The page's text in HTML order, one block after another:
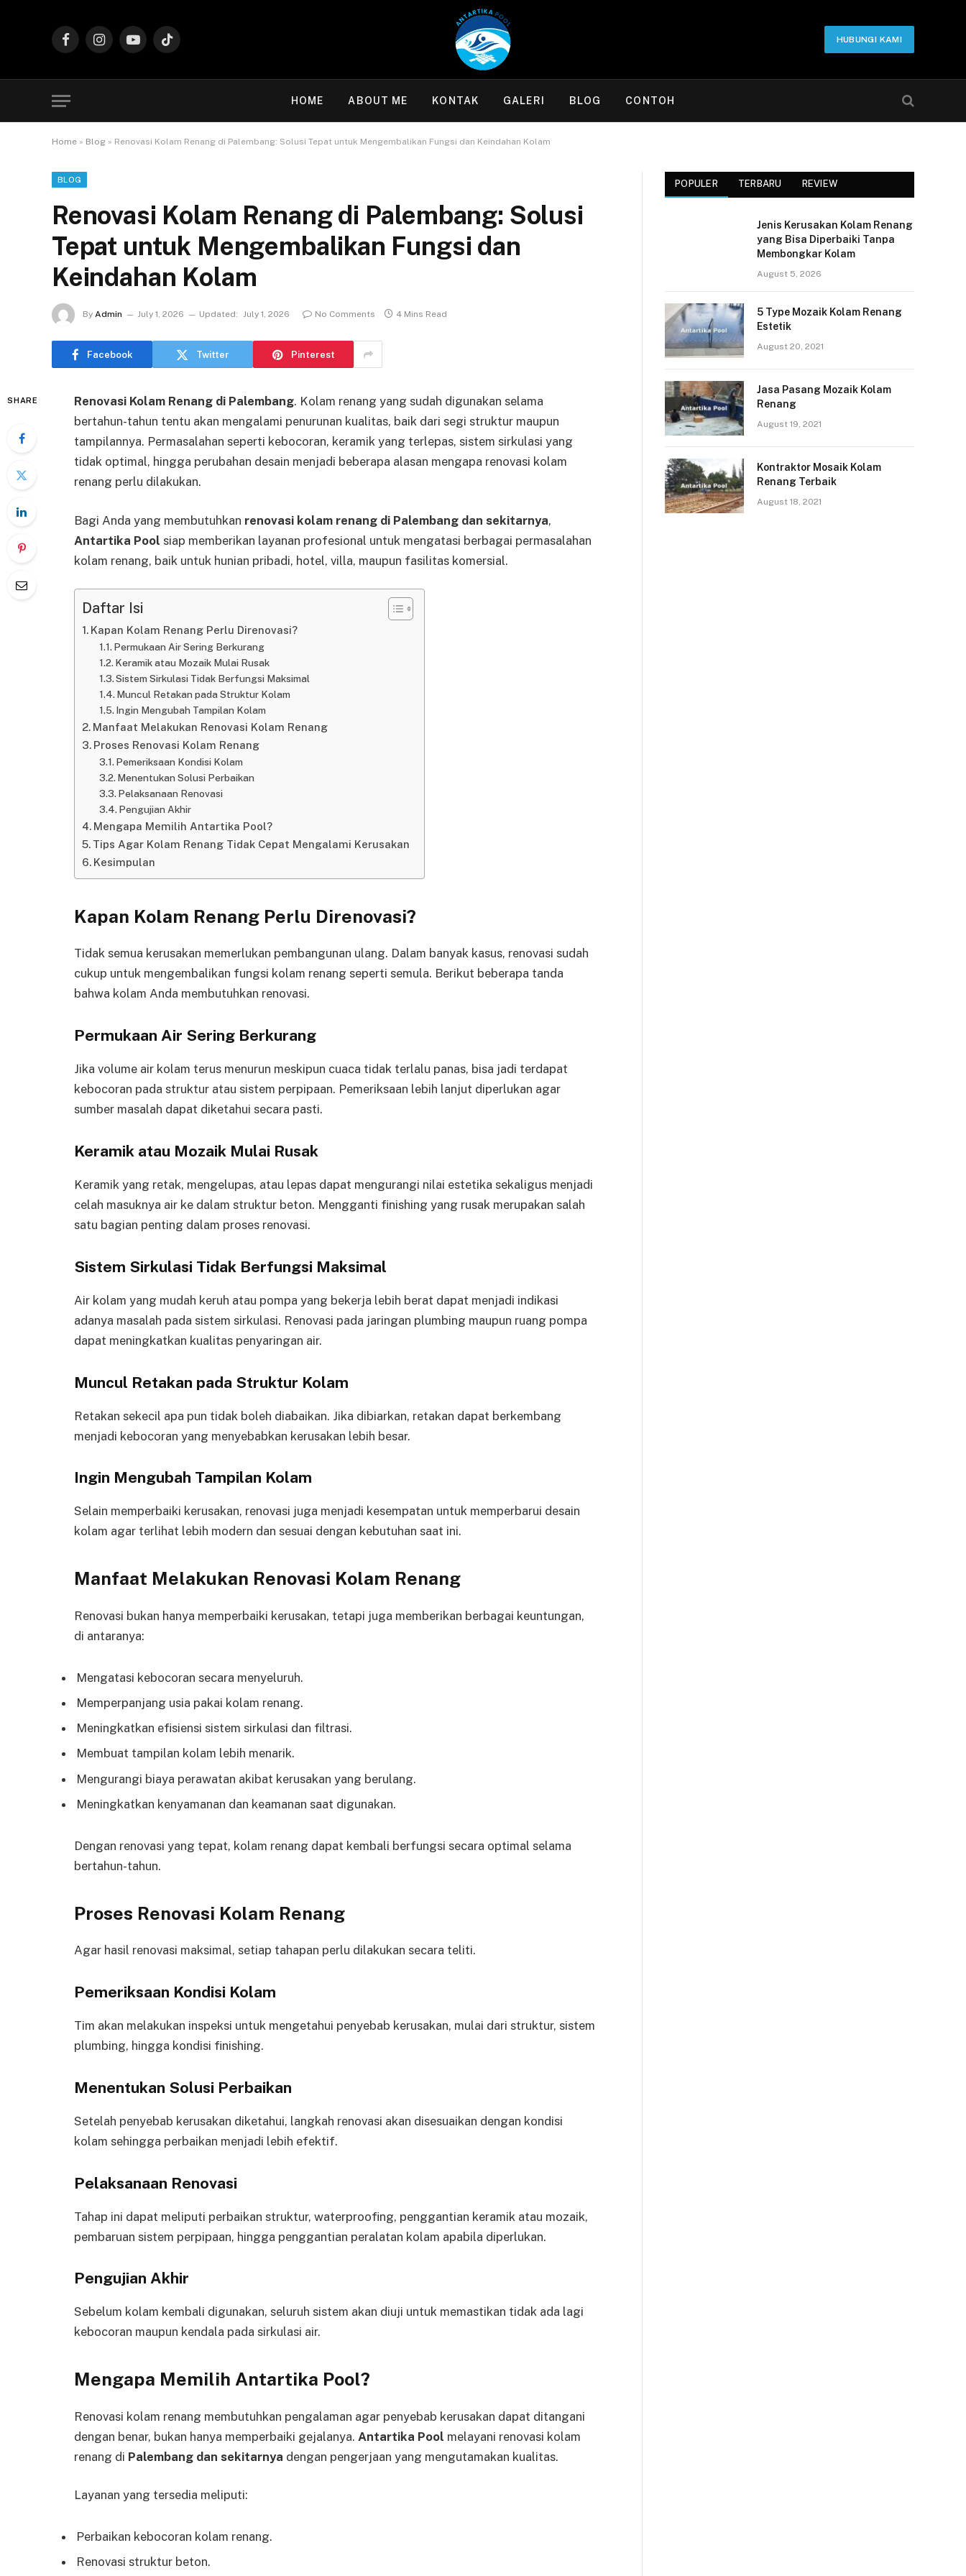
FacebookInstagramYouTubeTikTok
HUBUNGI KAMI
HOME ABOUT ME KONTAK GALERI BLOG CONTOH
Home » Blog » Renovasi Kolam Renang di Palembang: Solusi Tepat untuk Mengembalikan Fungsi dan Keindahan Kolam
BLOG
Renovasi Kolam Renang di Palembang: Solusi
Tepat untuk Mengembalikan Fungsi dan
Keindahan Kolam
By Admin July 1, 2026 Updated: July 1, 2026 No Comments 4 Mins Read
Facebook Twitter Pinterest
SHARE Renovasi Kolam Renang di Palembang. Kolam renang yang sudah digunakan selama
bertahun-tahun tentu akan mengalami penurunan kualitas, baik dari segi struktur maupun
tampilannya. Permasalahan seperti kebocoran, keramik yang terlepas, sistem sirkulasi yang
tidak optimal, hingga perubahan desain menjadi beberapa alasan mengapa renovasi kolam
renang perlu dilakukan.
Bagi Anda yang membutuhkan renovasi kolam renang di Palembang dan sekitarnya,
Antartika Pool siap memberikan layanan profesional untuk mengatasi berbagai permasalahan
kolam renang, baik untuk hunian pribadi, hotel, villa, maupun fasilitas komersial.
Daftar Isi
Kapan Kolam Renang Perlu Direnovasi?
Permukaan Air Sering Berkurang
Keramik atau Mozaik Mulai Rusak
Sistem Sirkulasi Tidak Berfungsi Maksimal
Muncul Retakan pada Struktur Kolam
Ingin Mengubah Tampilan Kolam
Manfaat Melakukan Renovasi Kolam Renang
Proses Renovasi Kolam Renang
Pemeriksaan Kondisi Kolam
Menentukan Solusi Perbaikan
Pelaksanaan Renovasi
Pengujian Akhir
Mengapa Memilih Antartika Pool?
Tips Agar Kolam Renang Tidak Cepat Mengalami Kerusakan
Kesimpulan
Kapan Kolam Renang Perlu Direnovasi?
Tidak semua kerusakan memerlukan pembangunan ulang. Dalam banyak kasus, renovasi sudah
cukup untuk mengembalikan fungsi kolam renang seperti semula. Berikut beberapa tanda
bahwa kolam Anda membutuhkan renovasi.
Permukaan Air Sering Berkurang
Jika volume air kolam terus menurun meskipun cuaca tidak terlalu panas, bisa jadi terdapat
kebocoran pada struktur atau sistem perpipaan. Pemeriksaan lebih lanjut diperlukan agar
sumber masalah dapat diketahui secara pasti.
Keramik atau Mozaik Mulai Rusak
Keramik yang retak, mengelupas, atau lepas dapat mengurangi nilai estetika sekaligus menjadi
celah masuknya air ke dalam struktur beton. Mengganti finishing yang rusak merupakan salah
satu bagian penting dalam proses renovasi.
Sistem Sirkulasi Tidak Berfungsi Maksimal
Air kolam yang mudah keruh atau pompa yang bekerja lebih berat dapat menjadi indikasi
adanya masalah pada sistem sirkulasi. Renovasi pada jaringan plumbing maupun ruang pompa
dapat meningkatkan kualitas penyaringan air.
Muncul Retakan pada Struktur Kolam
Retakan sekecil apa pun tidak boleh diabaikan. Jika dibiarkan, retakan dapat berkembang
menjadi kebocoran yang menyebabkan kerusakan lebih besar.
Ingin Mengubah Tampilan Kolam
Selain memperbaiki kerusakan, renovasi juga menjadi kesempatan untuk memperbarui desain
kolam agar terlihat lebih modern dan sesuai dengan kebutuhan saat ini.
Manfaat Melakukan Renovasi Kolam Renang
Renovasi bukan hanya memperbaiki kerusakan, tetapi juga memberikan berbagai keuntungan,
di antaranya:
Mengatasi kebocoran secara menyeluruh.
Memperpanjang usia pakai kolam renang.
Meningkatkan efisiensi sistem sirkulasi dan filtrasi.
Membuat tampilan kolam lebih menarik.
Mengurangi biaya perawatan akibat kerusakan yang berulang.
Meningkatkan kenyamanan dan keamanan saat digunakan.
Dengan renovasi yang tepat, kolam renang dapat kembali berfungsi secara optimal selama
bertahun-tahun.
Proses Renovasi Kolam Renang
Agar hasil renovasi maksimal, setiap tahapan perlu dilakukan secara teliti.
Pemeriksaan Kondisi Kolam
Tim akan melakukan inspeksi untuk mengetahui penyebab kerusakan, mulai dari struktur, sistem
plumbing, hingga kondisi finishing.
Menentukan Solusi Perbaikan
Setelah penyebab kerusakan diketahui, langkah renovasi akan disesuaikan dengan kondisi
kolam sehingga perbaikan menjadi lebih efektif.
Pelaksanaan Renovasi
Tahap ini dapat meliputi perbaikan struktur, waterproofing, penggantian keramik atau mozaik,
pembaruan sistem perpipaan, hingga penggantian peralatan kolam apabila diperlukan.
Pengujian Akhir
Sebelum kolam kembali digunakan, seluruh sistem akan diuji untuk memastikan tidak ada lagi
kebocoran maupun kendala pada sirkulasi air.
Mengapa Memilih Antartika Pool?
Renovasi kolam renang membutuhkan pengalaman agar penyebab kerusakan dapat ditangani
dengan benar, bukan hanya memperbaiki gejalanya. Antartika Pool melayani renovasi kolam
renang di Palembang dan sekitarnya dengan pengerjaan yang mengutamakan kualitas.
Layanan yang tersedia meliputi:
Perbaikan kebocoran kolam renang.
Renovasi struktur beton.
POPULER TERBARU REVIEW
Jenis Kerusakan Kolam Renang
yang Bisa Diperbaiki Tanpa
Membongkar Kolam
August 5, 2026
5 Type Mozaik Kolam Renang
Estetik
August 20, 2021
Jasa Pasang Mozaik Kolam
Renang
August 19, 2021
Kontraktor Mosaik Kolam
Renang Terbaik
August 18, 2021